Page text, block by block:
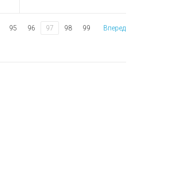
95 96 97 98 99 Вперед